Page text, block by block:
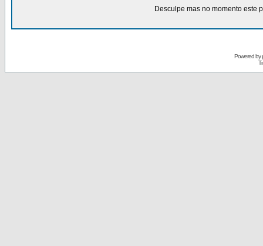
Desculpe mas no momento este
Powered by